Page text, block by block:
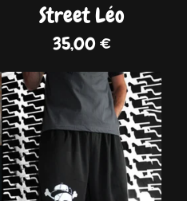
Street Léo
35,00€
DISPO